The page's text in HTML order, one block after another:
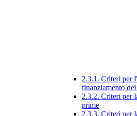
2.3.1. Criteri per
finanziamento
2.3.2. Criteri per
prime
2.3.3. Criteri per